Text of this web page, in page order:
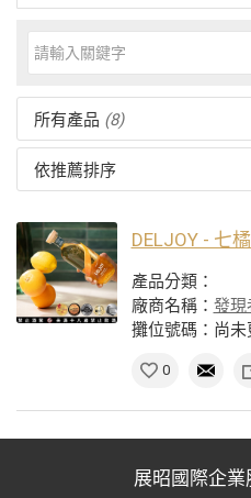
所有產品 (8)
依推薦排序
DELJOY - 七
產品分類：
廠商名稱： 發現
攤位號碼：尚未
0
展昭國際企業